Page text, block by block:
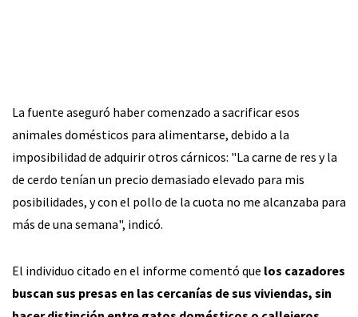
La fuente aseguró haber comenzado a sacrificar esos
animales domésticos para alimentarse, debido a la
imposibilidad de adquirir otros cárnicos: "La carne de res y la
de cerdo tenían un precio demasiado elevado para mis
posibilidades, y con el pollo de la cuota no me alcanzaba para
más de una semana", indicó.
El individuo citado en el informe comentó que los cazadores
buscan sus presas en las cercanías de sus viviendas, sin